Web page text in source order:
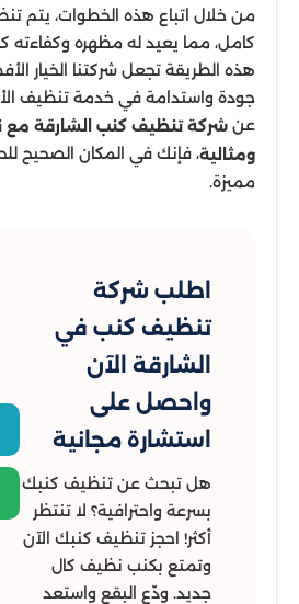
من خلال اتباع هذه الخطوات، يتم
كامل، مما يعيد له مظهره وكفاءته
هذه الطريقة تجعل شركتنا الخيار
جودة واستدامة في خدمة تنظيف
عن شركة تنظيف كنب الشارقة مع
ومثالية، فإنك في المكان الصحيح
مميزة.
اطلب شركة
تنظيف كنب في
الشارقة الآن
واحصل على
استشارة مجانية
هل تبحث عن تنظيف كنبك
بسرعة واحترافية؟ لا تنتظر
أكثر! احجز تنظيف كنبك الآن
وتمتع بكنب نظيف كال
جديد. ودّع البقع واستعد